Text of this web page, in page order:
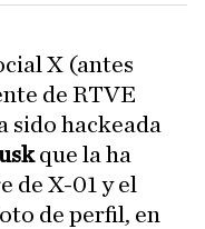
X (antes
de RTVE
sido hackeada
que la ha
de X-01 y el
de perfil, en